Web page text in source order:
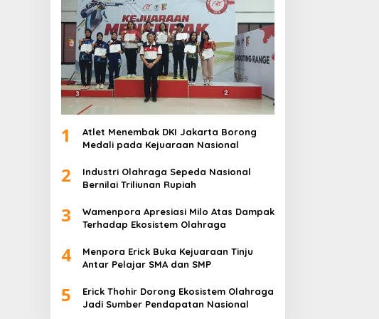
1
Atlet Menembak DKI Jakarta Borong
Medali pada Kejuaraan Nasional
2
Industri Olahraga Sepeda Nasional
Bernilai Triliunan Rupiah
3
Wamenpora Apresiasi Milo Atas Dampak
Terhadap Ekosistem Olahraga
4
Menpora Erick Buka Kejuaraan Tinju
Antar Pelajar SMA dan SMP
5
Erick Thohir Dorong Ekosistem Olahraga
Jadi Sumber Pendapatan Nasional